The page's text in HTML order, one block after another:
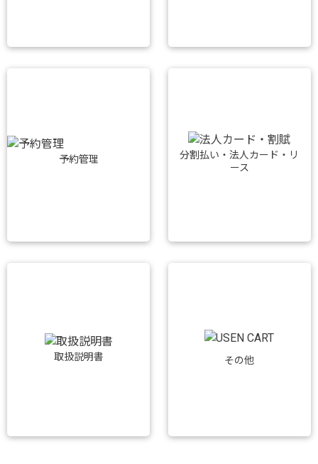
予約管理
分割払い・法人カード・リ
ース
取扱説明書 その他